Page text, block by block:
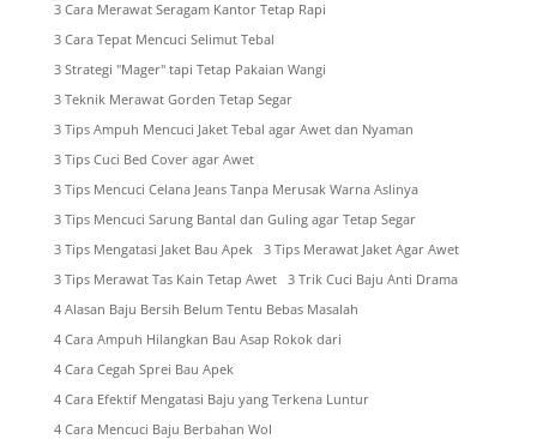
3 Cara Merawat Seragam Kantor Tetap Rapi
3 Cara Tepat Mencuci Selimut Tebal
3 Strategi "Mager" tapi Tetap Pakaian Wangi
3 Teknik Merawat Gorden Tetap Segar
3 Tips Ampuh Mencuci Jaket Tebal agar Awet dan Nyaman
3 Tips Cuci Bed Cover agar Awet
3 Tips Mencuci Celana Jeans Tanpa Merusak Warna Aslinya
3 Tips Mencuci Sarung Bantal dan Guling agar Tetap Segar
3 Tips Mengatasi Jaket Bau Apek
3 Tips Merawat Jaket Agar Awet
3 Tips Merawat Tas Kain Tetap Awet
3 Trik Cuci Baju Anti Drama
4 Alasan Baju Bersih Belum Tentu Bebas Masalah
4 Cara Ampuh Hilangkan Bau Asap Rokok dari
4 Cara Cegah Sprei Bau Apek
4 Cara Efektif Mengatasi Baju yang Terkena Luntur
4 Cara Mencuci Baju Berbahan Wol